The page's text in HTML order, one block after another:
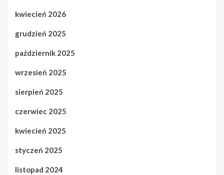
kwiecień 2026
grudzień 2025
październik 2025
wrzesień 2025
sierpień 2025
czerwiec 2025
kwiecień 2025
styczeń 2025
listopad 2024